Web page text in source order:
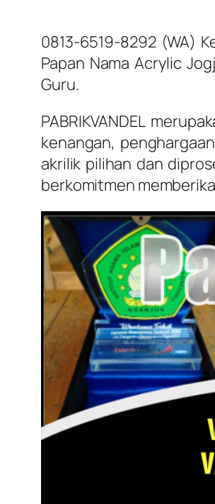
0813-6519-8292 (WA)
Papan Nama Acrylic
Guru.
PABRIKVANDEL
kenangan,
akrilik pilihan dan
berkomitmen